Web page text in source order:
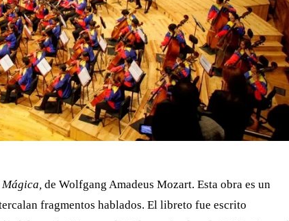
de Wolfgang Amadeus Mozart. Esta obra es un
fragmentos hablados. El libreto fue escrito